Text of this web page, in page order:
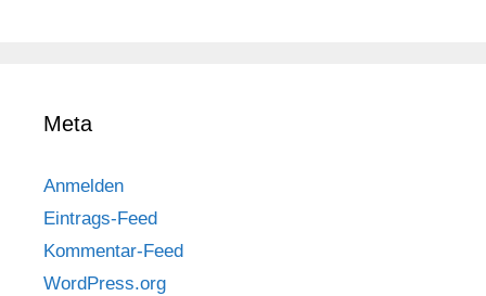
Meta
Anmelden
Eintrags-Feed
Kommentar-Feed
WordPress.org